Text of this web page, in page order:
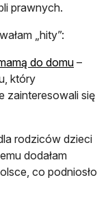
prawnych.
„hity”:
do domu–
który
zainteresowali się
się w nowej
rodziców dzieci
dodałam
co podniosło